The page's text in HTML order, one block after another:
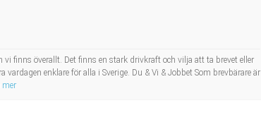
vi finns överallt. Det finns en stark drivkraft och vilja att ta brevet eller
enklare för alla i Sverige. Du & Vi & Jobbet Som brevbärare är
mer